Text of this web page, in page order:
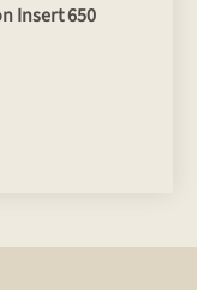
Insert 650